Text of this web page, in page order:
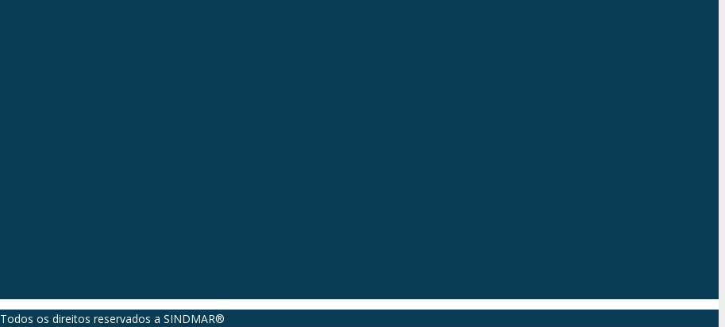
Todos os direitos reservados a SINDMAR®️